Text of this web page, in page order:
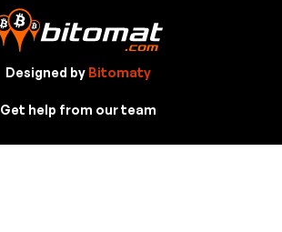
Designed by Bitomaty
Get help from our team